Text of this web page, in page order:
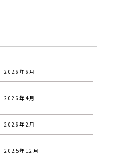
2026年6月
2026年4月
2026年2月
2025年12月